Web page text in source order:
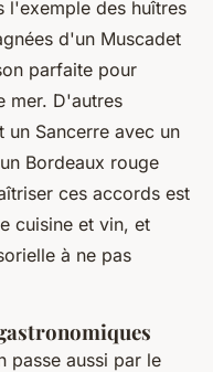
l'exemple des huîtres
d'un Muscadet
parfaite pour
mer. D'autres
un Sancerre avec un
Bordeaux rouge
ces accords est
cuisine et vin, et
à ne pas
passe aussi par le